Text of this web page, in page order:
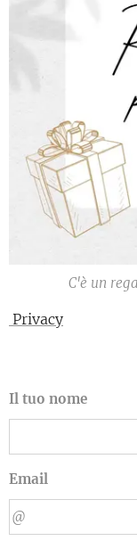
C'è un
Privacy
Il tuo nome
Email